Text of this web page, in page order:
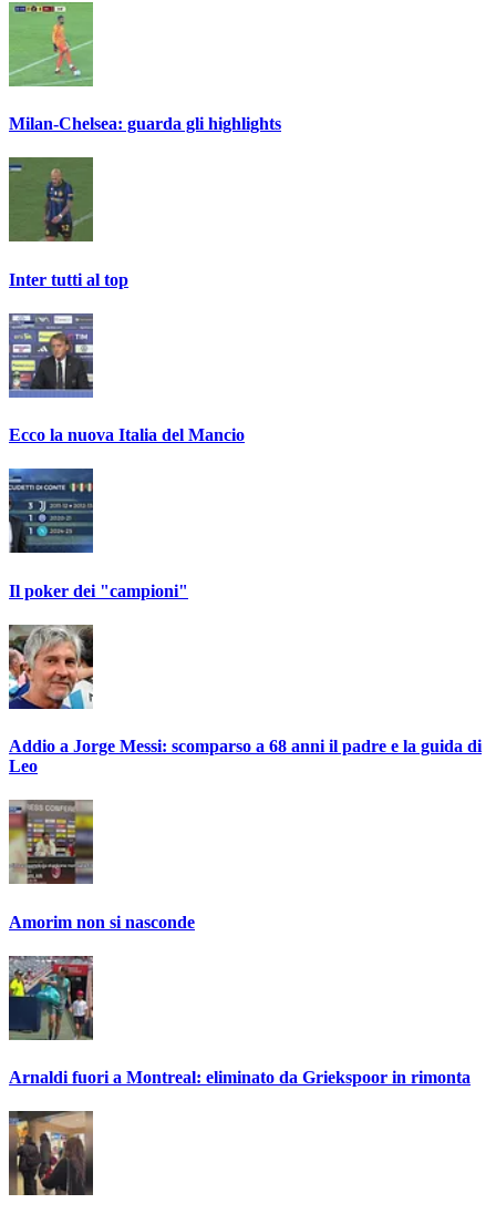
Milan-Chelsea: guarda gli highlights
Inter tutti al top
Ecco la nuova Italia del Mancio
Il poker dei "campioni"
Addio a Jorge Messi: scomparso a 68 anni il padre e la guida di
Leo
Amorim non si nasconde
Arnaldi fuori a Montreal: eliminato da Griekspoor in rimonta